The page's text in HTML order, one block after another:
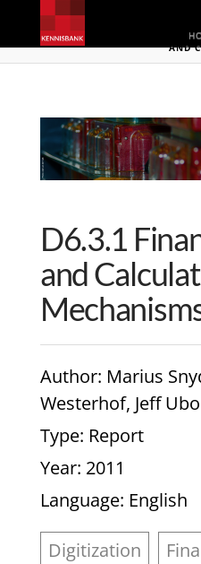
AND
D6.3.1
and
Author: Marius
Westerhof, Jeff
Type: Report
Year: 2011
Language: English
Digitization